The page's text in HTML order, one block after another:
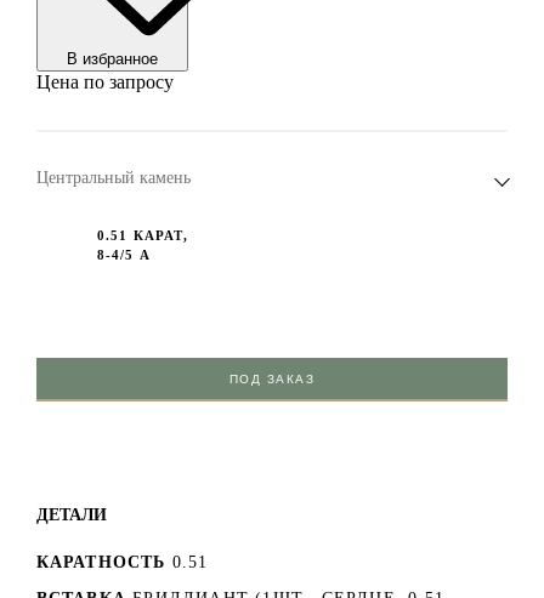
В избранноe
Цена по запросу
Центральный камень
0.51 КАРАТ,
8-4/5 А
ПОД ЗАКАЗ
ДЕТАЛИ
КАРАТНОСТЬ 0.51